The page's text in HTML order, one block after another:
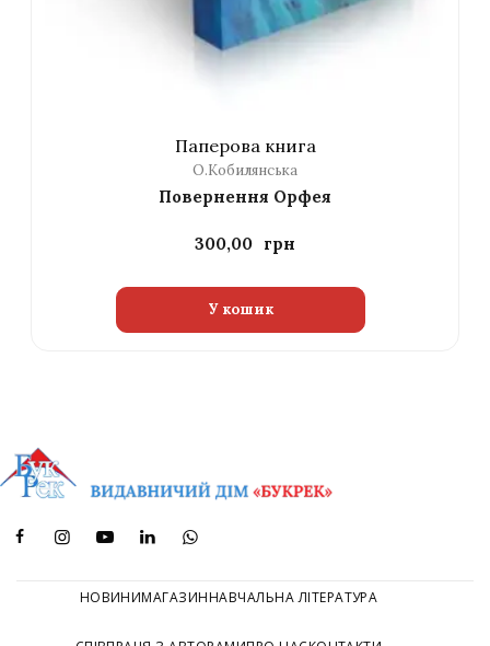
Паперова книга
О.Кобилянська
Повернення Орфея
300,00
У кошик
НОВИНИМАГАЗИННАВЧАЛЬНА ЛІТЕРАТУРА